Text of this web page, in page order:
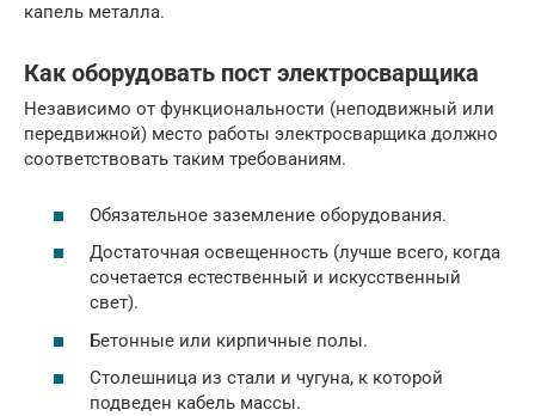
капель металла.
Как оборудовать пост электросварщика
Независимо от функциональности (неподвижный или
передвижной) место работы электросварщика должно
соответствовать таким требованиям.
Обязательное заземление оборудования.
Достаточная освещенность (лучше всего, когда
сочетается естественный и искусственный
свет).
Бетонные или кирпичные полы.
Столешница из стали и чугуна, к которой
подведен кабель массы.